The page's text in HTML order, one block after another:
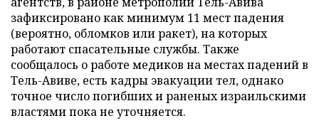
зафиксировано как минимум 11 мест падения
(вероятно, обломков или ракет), на которых
работают спасательные службы. Также
сообщалось о работе медиков на местах падений в
Тель-Авиве, есть кадры эвакуации тел, однако
точное число погибших и раненых израильскими
властями пока не уточняется.